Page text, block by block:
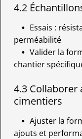
4.2
Essais :
perméabilité
Valider la
chantier
4.3 Collaborer
cimentiers
Ajuster la
ajouts et